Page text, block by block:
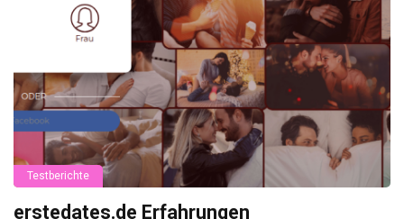
Testberichte
erstedates.de Erfahrungen